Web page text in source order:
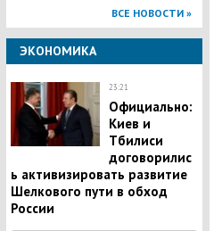
ВСЕ НОВОСТИ »
ЭКОНОМИКА
23:21
Официально:
Киев и
Тбилиси
договорилис
ь активизировать развитие
Шелкового пути в обход
России